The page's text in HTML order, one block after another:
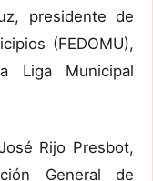
presidente de
(FEDOMU),
Liga Municipal
Rijo Presbot,
General de